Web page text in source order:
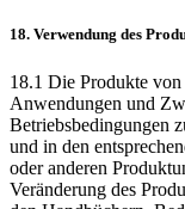
18. Verwendung des
18.1 Die Produkte
Anwendungen und
Betriebsbedingungen
und in den
oder anderen
Veränderung des